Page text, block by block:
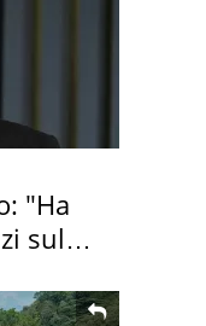
"Ha
sul